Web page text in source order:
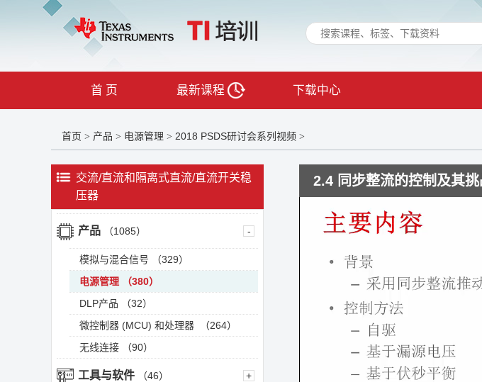
首 页 最新课程 下载中心
首页 > 产品 > 电源管理 > 2018 PSDS研讨会系列视频 >
交流/直流和隔离式直流/直流开关稳
压器
-
产品 （1085）
模拟与混合信号
（329）
电源管理
（380）
DLP产品
（32）
微控制器 (MCU) 和处理器
（264）
无线连接
（90）
+
工具与软件 （46）
2.4 同步整流的控制及其挑